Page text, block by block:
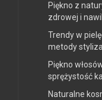
Piękno z
zdrowej i
Trendy w
metody
Piękno
sprężystość
Naturalne